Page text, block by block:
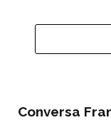
Conversa